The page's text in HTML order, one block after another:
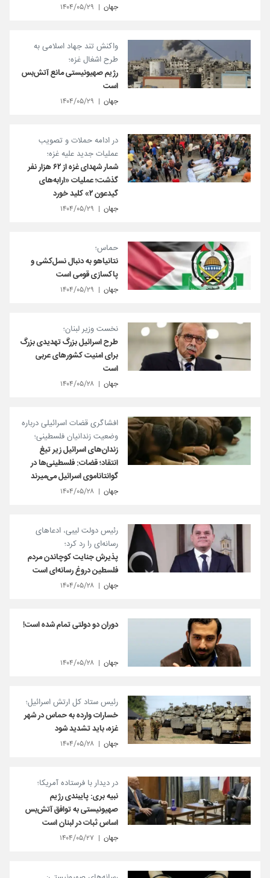
جهان ۱۴۰۴/۰۵/۲۹
واکنش تند جهاد اسلامی به
طرح اشغال غزه؛
رژیم صهیونیستی مانع آتش‌بس
است
جهان ۱۴۰۴/۰۵/۲۹
در ادامه حملات و تصویب
عملیات جدید علیه غزه؛
شمار شهدای غزه از ۶۲ هزار نفر
گذشت؛ عملیات «ارابه‌های
گیدعون ۲» کلید خورد
جهان ۱۴۰۴/۰۵/۲۹
حماس؛
نتانیاهو به دنبال نسل‌کشی و
پاکسازی قومی است
جهان ۱۴۰۴/۰۵/۲۹
نخست وزیر لبنان؛
طرح اسرائیل بزرگ تهدیدی بزرگ
برای امنیت کشورهای عربی
است
جهان ۱۴۰۴/۰۵/۲۸
افشاگری قضات اسرائیلی درباره
وضعیت زندانیان فلسطینی؛
زندان‌های اسرائیل زیر تیغ
انتقاد؛ قضات: فلسطینی‌ها در
گوانتاناموی اسرائیل می‌میرند
جهان ۱۴۰۴/۰۵/۲۸
رئیس دولت لیبی، ادعاهای
رسانه‌ای را رد کرد؛
پذیرش جنایت کوچاندن مردم
فلسطین دروغ رسانه‌ای است
جهان ۱۴۰۴/۰۵/۲۸
دوران دو دولتی تمام شده است!
جهان ۱۴۰۴/۰۵/۲۸
رئیس ستاد کل ارتش اسرائیل؛
خسارات وارده به حماس در شهر
غزه، باید تشدید شود
جهان ۱۴۰۴/۰۵/۲۸
در دیدار با فرستاده آمریکا؛
نبیه بری: پایبندی رژیم
صهیونیستی به توافق آتش‌بس
اساس ثبات در لبنان است
جهان ۱۴۰۴/۰۵/۲۷